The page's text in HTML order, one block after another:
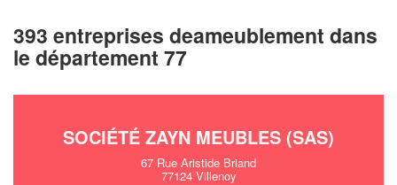
393 entreprises deameublement dans
le département 77
SOCIÉTÉ ZAYN MEUBLES (SAS)
67 Rue Aristide Briand
77124 Villenoy